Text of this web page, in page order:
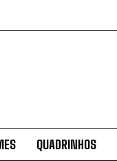
QUADRINHOS